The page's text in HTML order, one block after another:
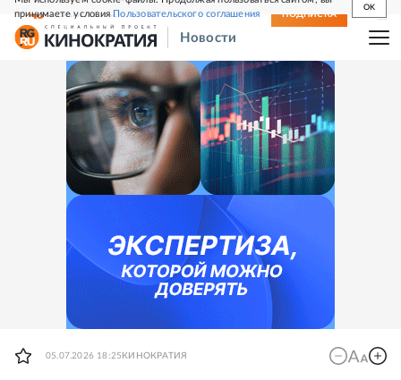
принимаете условияПользовательского соглашения
OK
СВЕЖИЙ НОМЕР ПОДПИСКА
Новости
05.07.2026 18:25 КИНОКРАТИЯ